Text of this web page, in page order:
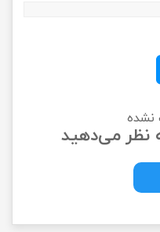
نشده
نظر می‌دهید